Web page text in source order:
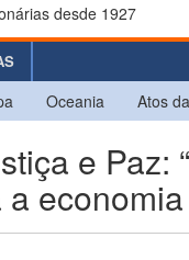
desde 1927
Oceania Atos
e Paz: